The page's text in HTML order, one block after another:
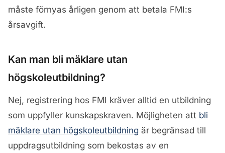
måste förnyas årligen genom att betala FMI:s
årsavgift.
Kan man bli mäklare utan
högskoleutbildning?
Nej, registrering hos FMI kräver alltid en utbildning
som uppfyller kunskapskraven. Möjligheten att bli
mäklare utan högskoleutbildning är begränsad till
uppdragsutbildning som bekostas av en